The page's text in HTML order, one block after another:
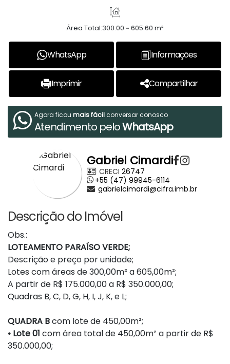
Área Total:300.00 ~ 605.60 m²
WhatsApp Informações
Imprimir Compartilhar
Agora ficou mais fácilconversar conosco
Atendimento peloWhatsApp
Gabriel Cimardi
CRECI 26747
+55 (47) 99945-6114
gabrielcimardi@cifra.imb.br
Descrição do Imóvel
Obs.:
LOTEAMENTO PARAÍSO VERDE;
Descrição e preço por unidade;
Lotes com áreas de 300,00m² a 605,00m²;
A partir de R$ 175.000,00 a R$ 350.000,00;
Quadras B, C, D, G, H, I, J, K, e L;
QUADRA Bcom lote de 450,00m²;
• Lote 01 com área total de 450,00m² a partir de R$
350.000,00;